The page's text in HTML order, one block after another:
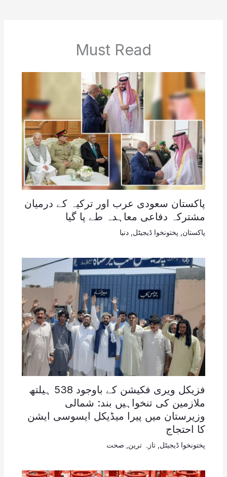
Must Read
پاکستان سعودی عرب اور ترکیہ کے درمیان
مشترکہ دفاعی معاہدہ طے پا گیا
پاکستان پختونخوا ڈیجیٹل دنیا
فزیکل ویری فکیشن کے باوجود 538 ہیلتھ
ملازمین کی تنخواہیں بند: شمالی
وزیرستان میں پیرا میڈیکل ایسوسی ایشن
کا احتجاج
پختونخوا ڈیجیٹل تازہ ترین صحت